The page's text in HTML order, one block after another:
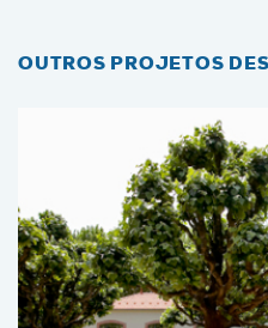
OUTROS PROJETOS